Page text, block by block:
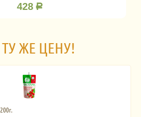
428 Р
ЖЕ ЦЕНУ!